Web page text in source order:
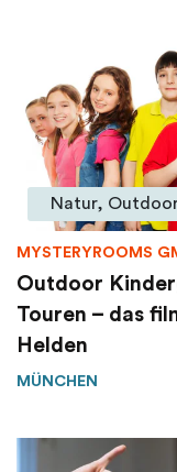
Natur,
MYSTERYROOMS
Outdoor
Touren – das
Helden
MÜNCHEN